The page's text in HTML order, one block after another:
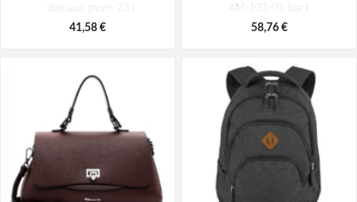
49,10 € 94,29 €
- dinosaur green 23 l
41,58 €
AM-103-01 black
58,76 €